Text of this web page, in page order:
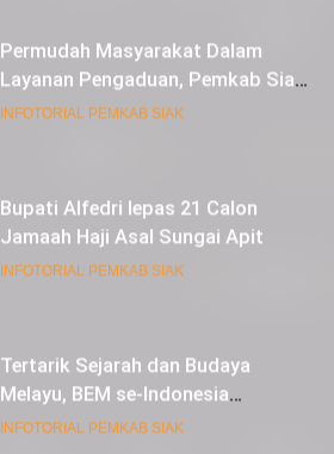
Permudah Masyarakat Dalam
Layanan Pengaduan, Pemkab Siak
Luncurkan Aplikasi SIP PUAN
INFOTORIAL PEMKAB SIAK
Bupati Alfedri lepas 21 Calon
Jamaah Haji Asal Sungai Apit
INFOTORIAL PEMKAB SIAK
Tertarik Sejarah dan Budaya
Melayu, BEM se-Indonesia
Berkunjung ke Kabupaten Siak
INFOTORIAL PEMKAB SIAK